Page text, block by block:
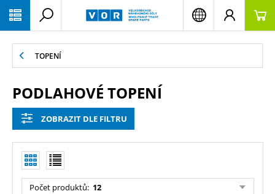
TOPENÍ
PODLAHOVÉ TOPENÍ
ZOBRAZIT DLE FILTRU
Počet produktů: 12